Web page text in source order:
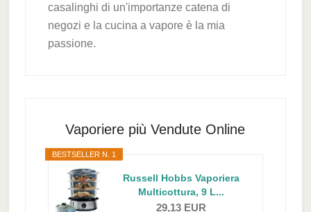
casalinghi di un'importanze catena di
negozi e la cucina a vapore è la mia
passione.
SidebarVaporiere più Vendute Online
BESTSELLER N. 1
Russell Hobbs Vaporiera
Multicottura, 9 L...
29,13 EUR